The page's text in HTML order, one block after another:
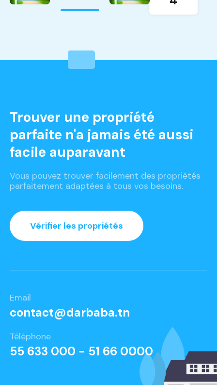
Trouver une propriété
parfaite n'a jamais été aussi
facile auparavant
Vous pouvez trouver facilement des propriétés
parfaitement adaptées à tous vos besoins.
Vérifier les propriétés
Email
contact@darbaba.tn
Téléphone
55 633 000 - 51 66 0000